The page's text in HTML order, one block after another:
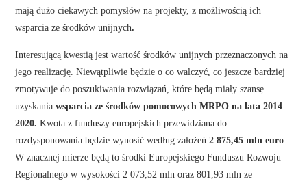
mają dużo ciekawych pomysłów na projekty, z możliwością ich
wsparcia ze środków unijnych.
Interesującą kwestią jest wartość środków unijnych przeznaczonych na
jego realizację. Niewątpliwie będzie o co walczyć, co jeszcze bardziej
zmotywuje do poszukiwania rozwiązań, które będą miały szansę
uzyskaniawsparcia ze środków pomocowych MRPO na lata 2014 –
2020.Kwota z funduszy europejskich przewidziana do
rozdysponowania będzie wynosić według założeń2 875,45 mln euro.
W znacznej mierze będą to środki Europejskiego Funduszu Rozwoju
Regionalnego w wysokości 2 073,52 mln oraz 801,93 mln ze